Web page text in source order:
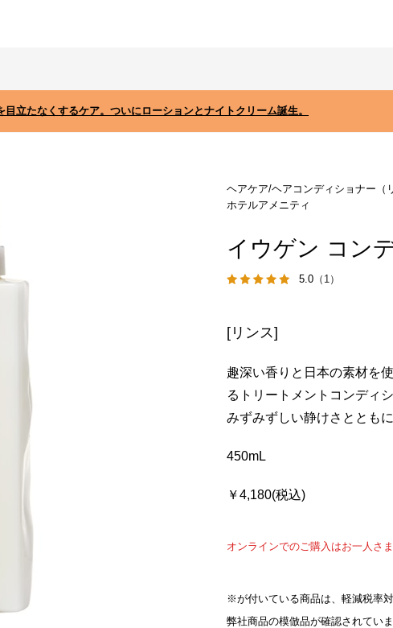
立たなくするケア。ついにローションとナイトクリーム誕生。
ヘアケア/ヘアコンディショナー（
ホテルアメニティ
イウゲン コン
5.0 （1）
[リンス]
趣深い香りと日本の素材を
るトリートメントコンディシ
みずみずしい静けさととも
450mL
￥4,180(税込)
オンラインでのご購入はお一人さ
※が付いている商品は、軽減税率
弊社商品の模倣品が確認されてい